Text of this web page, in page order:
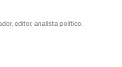
editor, analista político.